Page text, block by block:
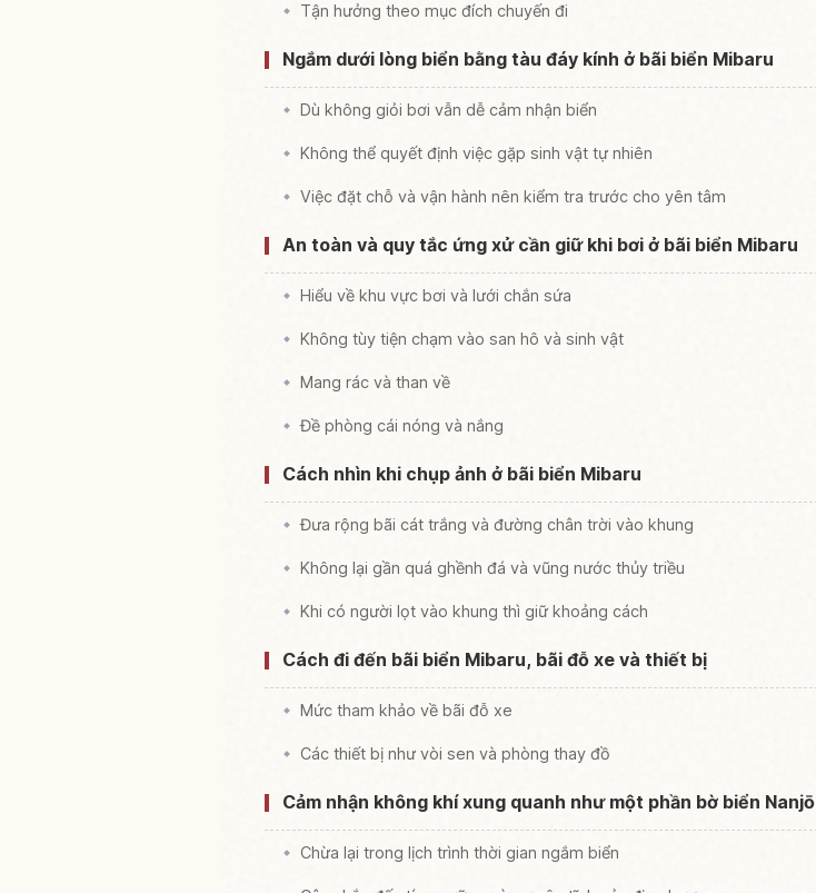
Tận hưởng theo mục đích chuyến đi
Ngắm dưới lòng biển bằng tàu đáy kính ở bãi biển Mibaru
Dù không giỏi bơi vẫn dễ cảm nhận biển
Không thể quyết định việc gặp sinh vật tự nhiên
Việc đặt chỗ và vận hành nên kiểm tra trước cho yên tâm
An toàn và quy tắc ứng xử cần giữ khi bơi ở bãi biển Mibaru
Hiểu về khu vực bơi và lưới chắn sứa
Không tùy tiện chạm vào san hô và sinh vật
Mang rác và than về
Đề phòng cái nóng và nắng
Cách nhìn khi chụp ảnh ở bãi biển Mibaru
Đưa rộng bãi cát trắng và đường chân trời vào khung
Không lại gần quá ghềnh đá và vũng nước thủy triều
Khi có người lọt vào khung thì giữ khoảng cách
Cách đi đến bãi biển Mibaru, bãi đỗ xe và thiết bị
Mức tham khảo về bãi đỗ xe
Các thiết bị như vòi sen và phòng thay đồ
Cảm nhận không khí xung quanh như một phần bờ biển Nanjō
Chừa lại trong lịch trình thời gian ngắm biển